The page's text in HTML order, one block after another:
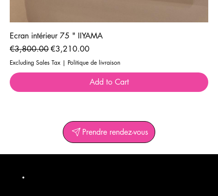
Ecran intérieur 75 " IIYAMA
Regular Price
€3,800.00Sale Price
€3,210.00
Excluding Sales Tax | Politique de livraison
Add to Cart
Prendre rendez-vous